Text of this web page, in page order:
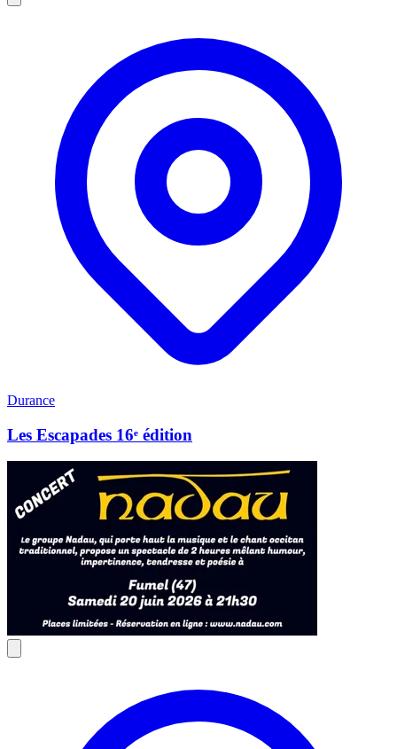
Durance
Les Escapades 16ᵉ édition